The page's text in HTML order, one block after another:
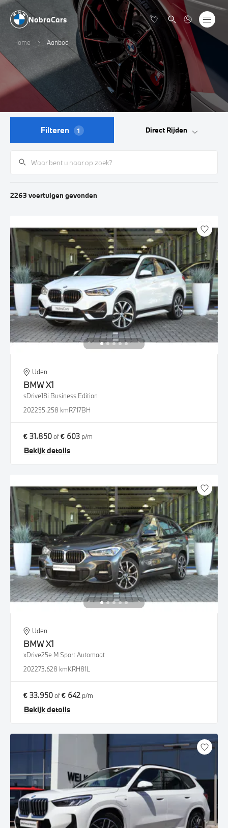
NobraCars
Home Aanbod
Filteren 1 Direct Rijden
2263 voertuigen gevonden
Uden
BMWX1
sDrive18i Business Edition
202255.258 kmR717BH
€ 31.850of€ 603 p/m
Bekijk details
Uden
BMWX1
xDrive25e M Sport Automaat
202273.628 kmKRH81L
€ 33.950of€ 642 p/m
Bekijk details